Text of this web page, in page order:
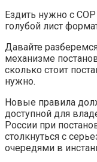
Ездить нужно с
голубой лист
Давайте
механизме
сколько стоит
нужно.
Новые правила
доступной для
России при
столкнуться с
очередями в